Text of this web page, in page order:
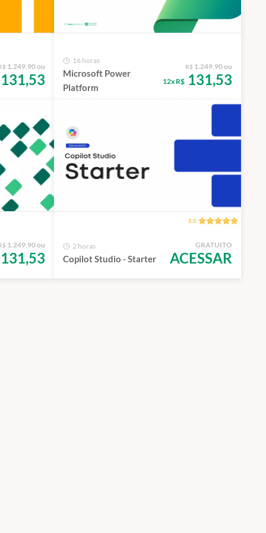
1.249,90 ou
16 horas
Microsoft Power
Platform
R$ 1.249,90 ou
12x R$ 131,53
1.249,90 ou
5.0
2 horas
Copilot Studio - Starter
GRATUITO
ACESSAR